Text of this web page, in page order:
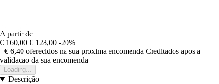
A partir de
€ 160,00 € 128,00 -20%
+€ 6,40 oferecidos na sua proxima encomenda Creditados apos a
validacao da sua encomenda
Loading...
Descrição